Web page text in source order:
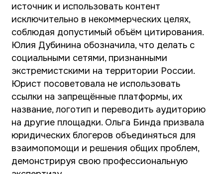
На суперлекции «Меры поддержки в России
для создателей контента» руководитель
пресс-службы АНО «Институт развития
интернета» Николай Тертычный
рассказал
о форматах получения финансовой,
организационной и информационной
поддержки для создателей интернет-
контента. АНО «Институт развития
интернета» осуществляет поддержку в
рамках двух конкурсов. Первый – это
конкурс создания контента для молодежи:
создание социально значимого контента о
проблемах молодежи, достижениях,
открытиях и развитии страны, об истории и
культуре, межнациональных отношениях,